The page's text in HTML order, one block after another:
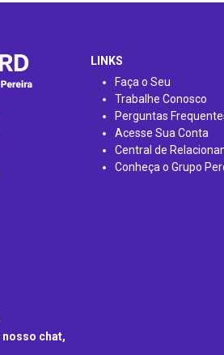
nosso chat,
LINKS
Faça o Seu
Trabalhe Conosco
Perguntas
Acesse Sua Conta
Central de
Conheça o Grupo